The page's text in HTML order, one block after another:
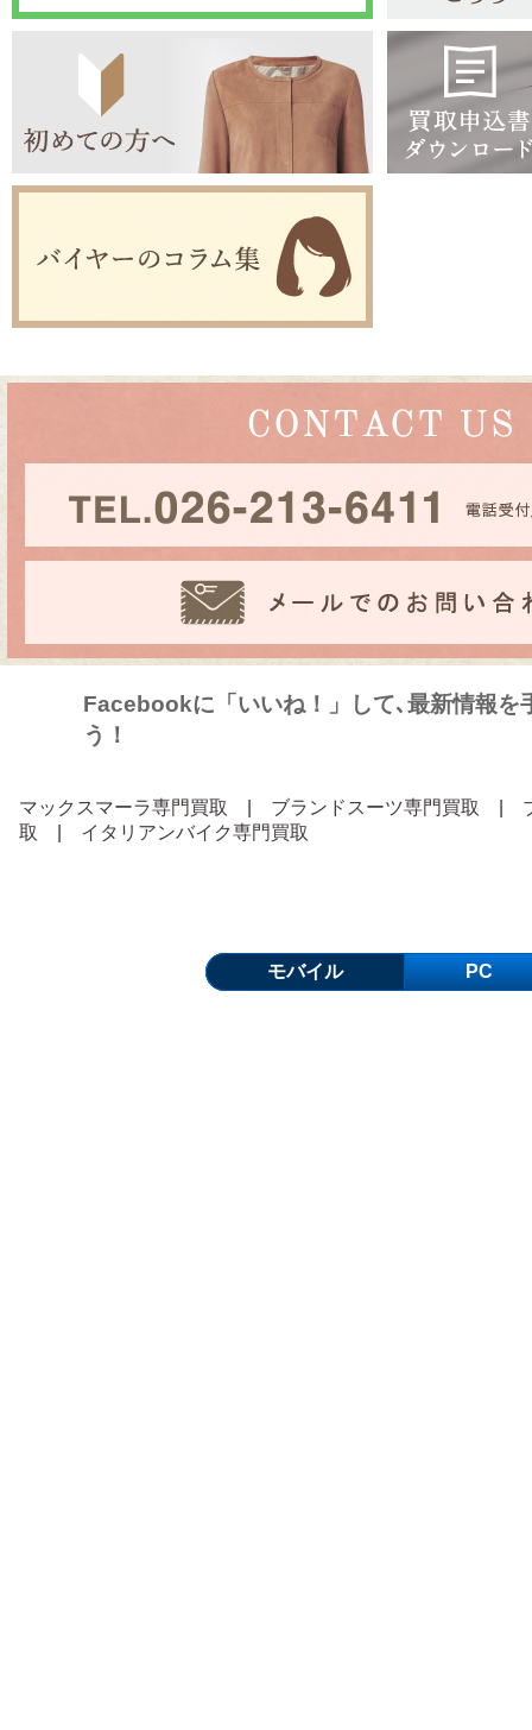
Facebookに「いいね！」して､最新情報を
う！
マックスマーラ専門買取 ブランドスーツ専門買取
取
イタリアンバイク専門買取
モバイル PC